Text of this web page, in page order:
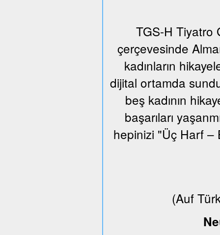
TGS-H Tiyatro
çerçevesinde
kadınların
dijital ortamda
beş kadının
başarıları
hepinizi "Üç Harf –
(Auf